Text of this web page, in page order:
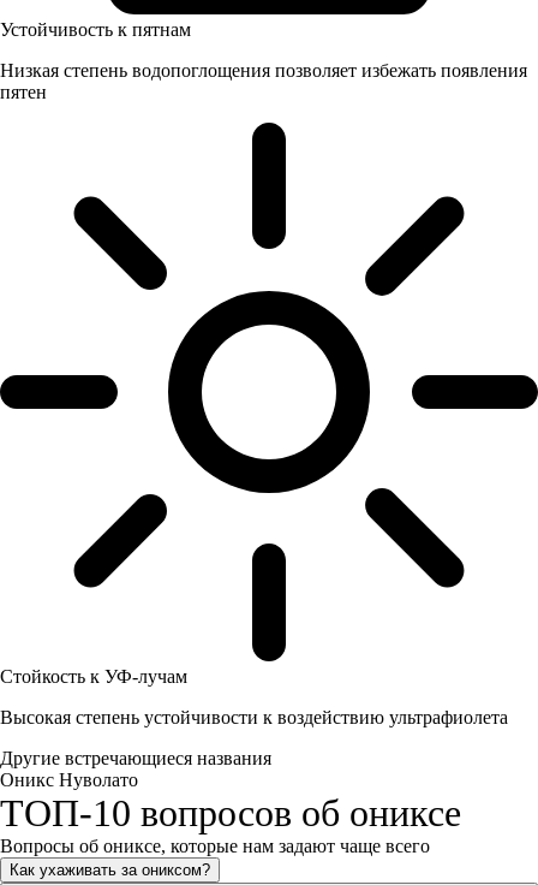
Устойчивость к пятнам
Низкая степень водопоглощения позволяет избежать появления
пятен
Стойкость к УФ-лучам
Высокая степень устойчивости к воздействию ультрафиолета
Другие встречающиеся названия
Оникс Нуволато
ТОП-10 вопросов об ониксе
Вопросы об ониксе, которые нам задают чаще всего
Как ухаживать за ониксом?